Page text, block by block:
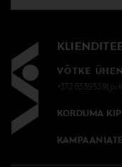
VÕTKE
+372
KORDUMA